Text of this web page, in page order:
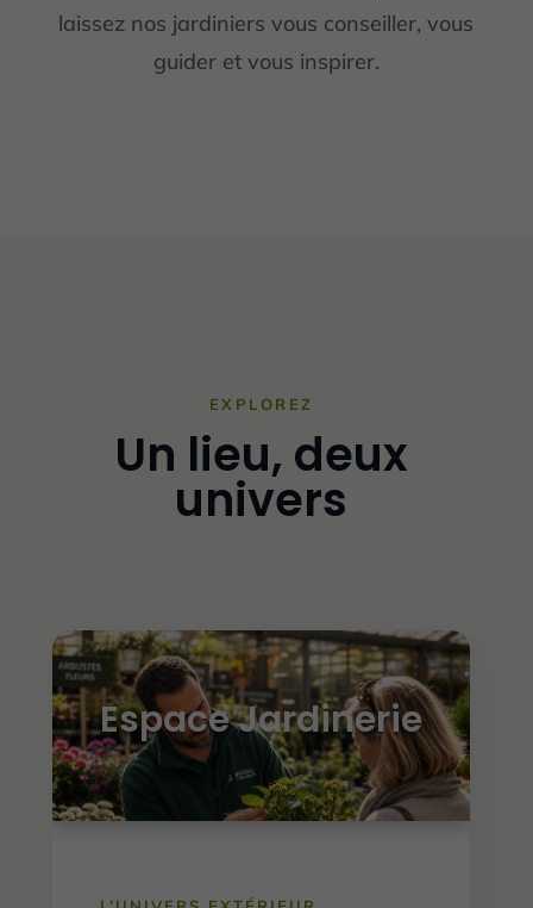
laissez nos jardiniers vous conseiller, vous
guider et vous inspirer.
EXPLOREZ
Un lieu, deux
univers
Espace Jardinerie